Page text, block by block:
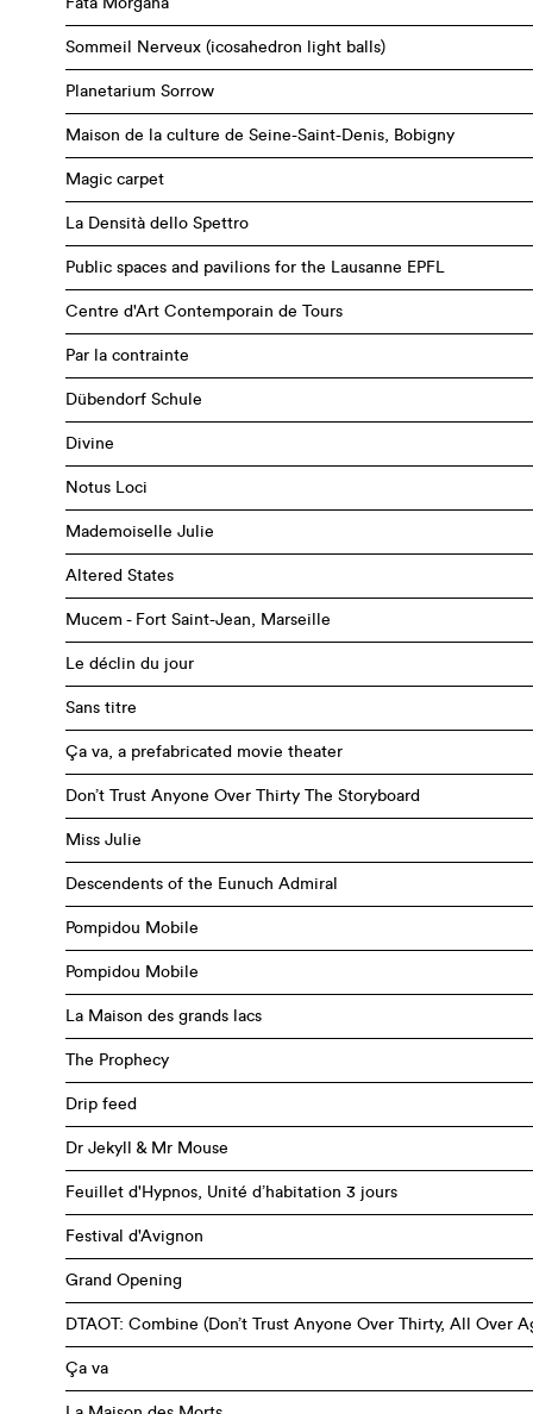
Fata Morgana
Sommeil Nerveux (icosahedron light balls)
Planetarium Sorrow
Maison de la culture de Seine-Saint-Denis, Bobigny
Magic carpet
La Densità dello Spettro
Public spaces and pavilions for the Lausanne EPFL
Centre d'Art Contemporain de Tours
Par la contrainte
Dübendorf Schule
Divine
Notus Loci
Mademoiselle Julie
Altered States
Mucem - Fort Saint-Jean, Marseille
Le déclin du jour
Sans titre
Ça va, a prefabricated movie theater
Don’t Trust Anyone Over Thirty The Storyboard
Miss Julie
Descendents of the Eunuch Admiral
Pompidou Mobile
Pompidou Mobile
La Maison des grands lacs
The Prophecy
Drip feed
Dr Jekyll & Mr Mouse
Feuillet d'Hypnos, Unité d’habitation 3 jours
Festival d'Avignon
Grand Opening
DTAOT: Combine (Don’t Trust Anyone Over Thirty, All Over
Ça va